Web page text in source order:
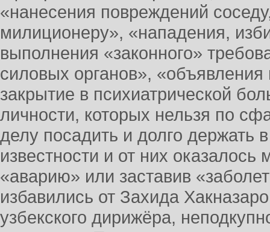
«нанесения повреждений
милиционеру», «нападения,
выполнения «законного»
силовых органов»,
закрытие в психиатрической
личности, которых нельзя по
делу посадить и долго держать
известности и от них оказалось
«аварию» или заставив
избавились от Захида
узбекского дирижёра,